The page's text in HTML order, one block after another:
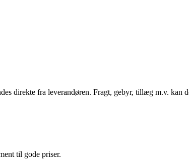
direkte fra leverandøren. Fragt, gebyr, tillæg m.v. kan
til gode priser.